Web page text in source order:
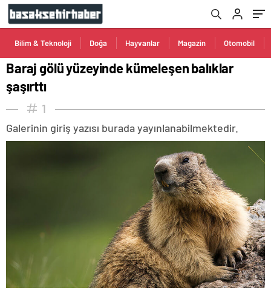
Bilim & Teknoloji Doğa Hayvanlar Magazin Otomobil
Baraj gölü yüzeyinde kümeleşen balıklar
şaşırttı
1
Galerinin giriş yazısı burada yayınlanabilmektedir.